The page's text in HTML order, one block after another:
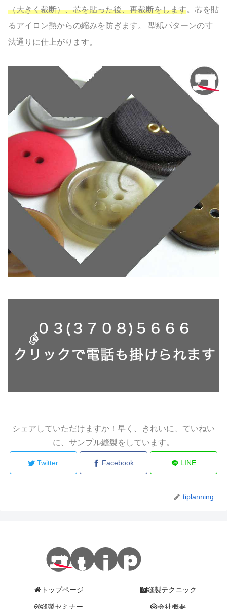
（大きく裁断）、芯を貼った後、再裁断をします。芯を貼
るアイロン熱からの縮みを防ぎます。 型紙パターンの寸
法通りに仕上がります。
シェアしていただけますか！早く、きれいに、ていねい
に、サンプル縫製をしています。
Twitter Facebook LINE
tiplanning
トップページ 縫製テクニック
縫製セミナー 会社概要